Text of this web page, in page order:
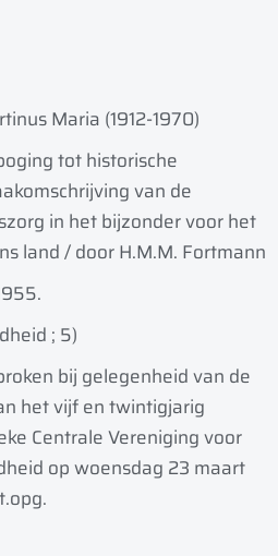
Maria (1912-1970)
tot historische
van de
in het bijzonder voor het
land / door H.M.M. Fortmann
; 5)
bij gelegenheid van de
het vijf en twintigjarig
Centrale Vereniging voor
op woensdag 23 maart